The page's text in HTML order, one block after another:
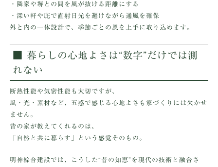
・隣家や塀との間を 風が抜ける距離 にする
・深い軒や庇で 直射日光を避けながら通風を確保
外と内の一体設計で、季節ごとの風を上手に取り込めます。
■ 暮らしの心地よさは“数字”だけでは測
れない
断熱性能や気密性能も大切ですが、
風・光・素材など、 五感で感じる心地よさ も家づくりには欠かせ
ません。
昔の家が教えてくれるのは、
「自然と共に暮らす」という感覚そのもの。
明神綜合建設では、こうした“昔の知恵”を現代の技術と融合さ